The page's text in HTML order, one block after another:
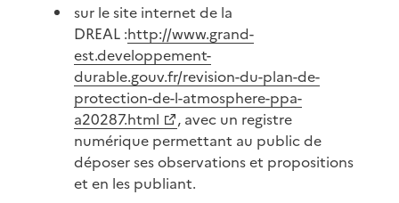
sur le site internet de la
DREAL :http://www.grand-
est.developpement-
durable.gouv.fr/revision-du-plan-de-
protection-de-l-atmosphere-ppa-
a20287.html
, avec un registre
numérique permettant au public de
déposer ses observations et propositions
et en les publiant.